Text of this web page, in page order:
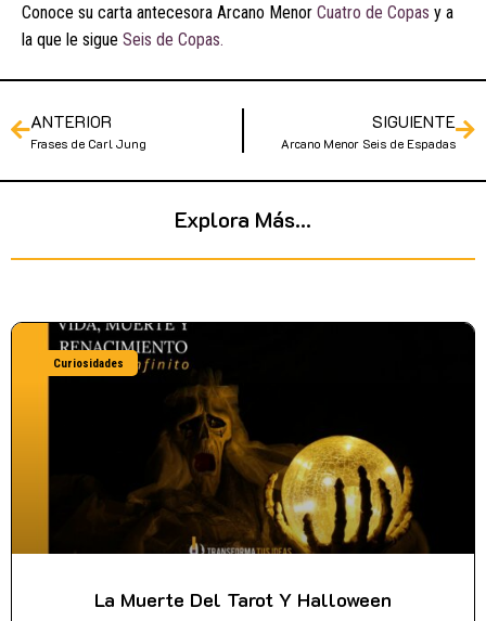
Conoce su carta antecesora Arcano Menor Cuatro de Copas y a
la que le sigue Seis de Copas.
ANTERIOR
Frases de Carl Jung
SIGUIENTE
Arcano Menor Seis de Espadas
Explora Más...
Curiosidades
La Muerte Del Tarot Y Halloween